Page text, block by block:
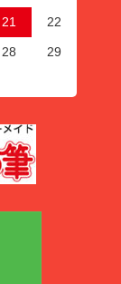
21 22
28 29